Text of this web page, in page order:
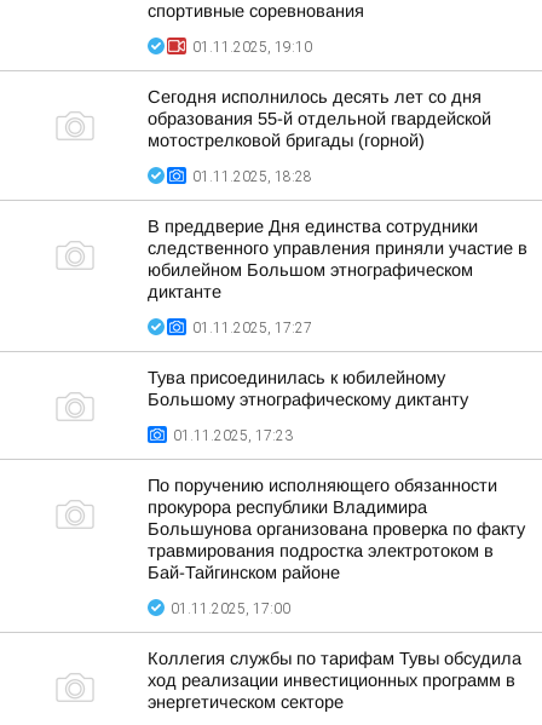
спортивные соревнования
01.11.2025, 19:10
Сегодня исполнилось десять лет со дня
образования 55-й отдельной гвардейской
мотострелковой бригады (горной)
01.11.2025, 18:28
В преддверие Дня единства сотрудники
следственного управления приняли участие в
юбилейном Большом этнографическом
диктанте
01.11.2025, 17:27
Тува присоединилась к юбилейному
Большому этнографическому диктанту
01.11.2025, 17:23
По поручению исполняющего обязанности
прокурора республики Владимира
Большунова организована проверка по факту
травмирования подростка электротоком в
Бай-Тайгинском районе
01.11.2025, 17:00
Коллегия службы по тарифам Тувы обсудила
ход реализации инвестиционных программ в
энергетическом секторе